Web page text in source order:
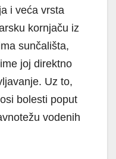
i veća vrsta
kornjaču iz
sunčališta,
joj direktno
Uz to,
bolesti poput
vodenih